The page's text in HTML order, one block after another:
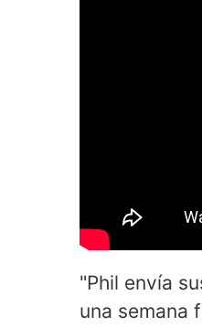
"Phil envía
una semana